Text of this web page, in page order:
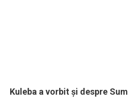
Kuleba a vorbit și despre